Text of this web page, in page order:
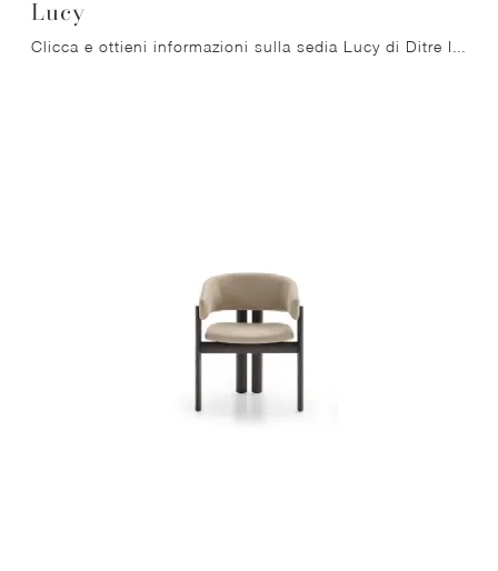
Lucy